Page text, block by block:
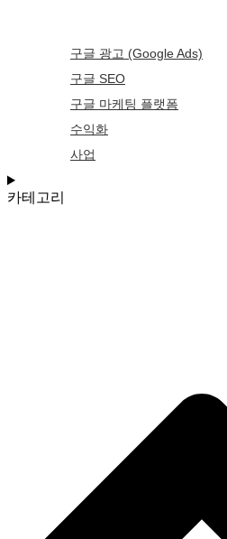
구글 광고 (Google Ads)
구글 SEO
구글 마케팅 플랫폼
수익화
사업
카테고리